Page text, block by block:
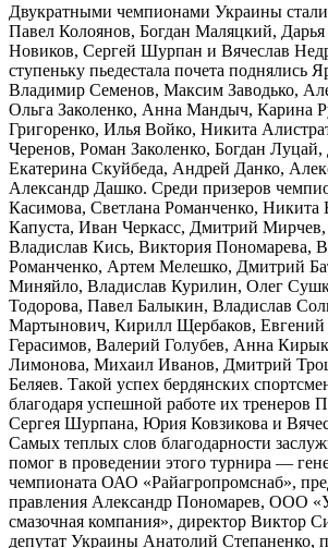
Двукратными чемпионами Украины
Павел Колоянов, Богдан Маляцкий,
Новиков, Сергей Шурпан и Вячеслав
ступеньку пьедестала почета поднялись
Владимир Семенов, Максим Заводько,
Ольга Заколенко, Анна Мандыч, Карина
Григоренко, Илья Войко, Никита
Черенов, Роман Заколенко, Богдан Луцай,
Екатерина Скуйбеда, Андрей Данко,
Александр Дашко. Среди призеров
Касимова, Светлана Романченко, Никита
Капуста, Иван Черкасс, Дмитрий Мирчев,
Владислав Кись, Виктория Пономарева,
Романченко, Артем Мелешко, Дмитрий
Миняйло, Владислав Курилин, Олег
Тодорова, Павел Балыкин, Владислав
Мартынович, Кирилл Щербаков,
Герасимов, Валерий Голубев, Анна
Лимонова, Михаил Иванов, Дмитрий
Беляев. Такой успех бердянских
благодаря успешной работе их тренеров
Сергея Шурпана, Юрия Ковзикова и
Самых теплых слов благодарности
помог в проведении этого турнира —
чемпионата ОАО «Райагропромснаб»,
правления Александр Пономарев, ООО
смазочная компания», директор Виктор
депутат Украины Анатолий Степаненко,